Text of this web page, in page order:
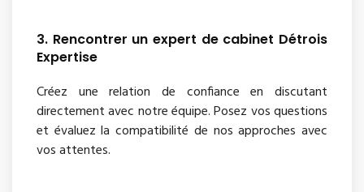
3. Rencontrer un expert de cabinet Détrois
Expertise
Créez une relation de confiance en discutant
directement avec notre équipe. Posez vos questions
et évaluez la compatibilité de nos approches avec
vos attentes.